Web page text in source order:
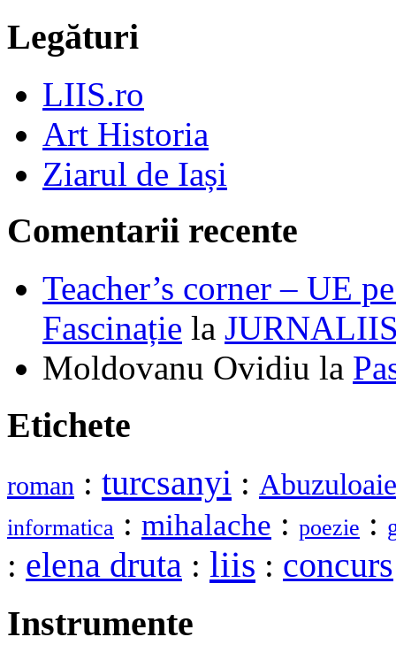
Legături
LIIS.ro
Art Historia
Ziarul de Iași
Comentarii recente
Teacher’s corner – UE
Fascinație la
Moldovanu Ovidiu la
Etichete
roman : turcsanyi : Abuzuloaie
informatica : mihalache : poezie :
: elena druta : liis : concurs
Instrumente